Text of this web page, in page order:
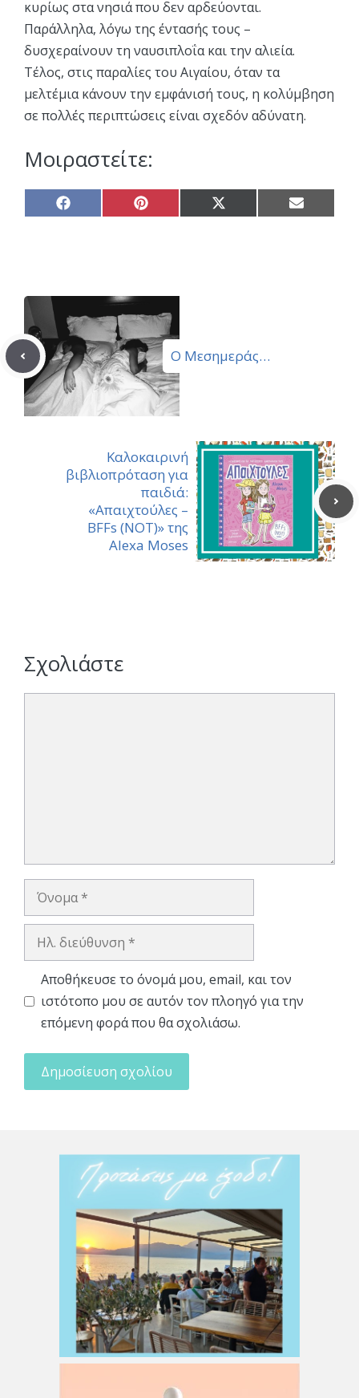
κυρίως στα νησιά που δεν αρδεύονται.
Παράλληλα, λόγω της έντασής τους –
δυσχεραίνουν τη ναυσιπλοΐα και την αλιεία.
Τέλος, στις παραλίες του Αιγαίου, όταν τα
μελτέμια κάνουν την εμφάνισή τους, η κολύμβηση
σε πολλές περιπτώσεις είναι σχεδόν αδύνατη.
Μοιραστείτε:
Share
on
Share
on
Share
on
Share
on
Ο Μεσημεράς…
Καλοκαιρινή
βιβλιοπρόταση για
παιδιά:
«Απαιχτούλες –
BFFs (NOT)» της
Alexa Moses
Σχολιάστε
Όνομα
Ηλ.
Αποθήκευσε το όνομά μου, email, και τον
ιστότοπο μου σε αυτόν τον πλοηγό για την
επόμενη φορά που θα σχολιάσω.